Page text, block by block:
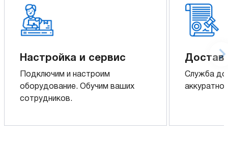
Настройка и сервис
Подключим и настроим
оборудование. Обучим ваших
сотрудников.
Служба
аккуратно